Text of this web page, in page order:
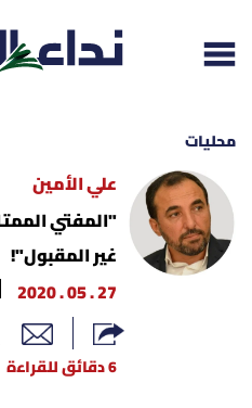
إقرأ الجريدة
لبنان
محليات
علي الأمين
"المفتي
غير المقبول"!
27 . 05 . 2020
6 دقائق للقراءة